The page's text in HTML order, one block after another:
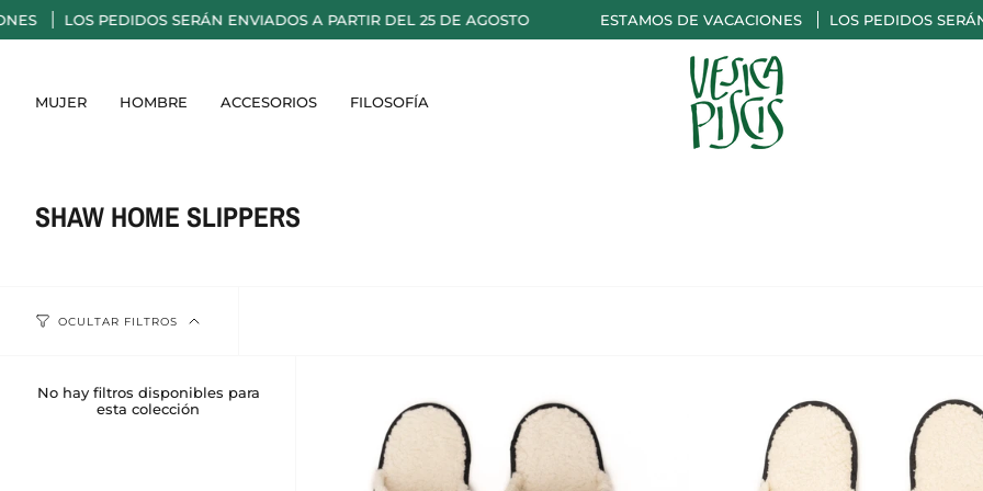
Ir
al
LOS PEDIDOS SERÁN ENVIADOS A PARTIR DEL 25 DE AGOSTO ESTAMOS DE VACACIONES LOS PEDIDOS
MUJER HOMBRE ACCESORIOS FILOSOFÍA
SHAW HOME SLIPPERS
OCULTAR FILTROS
No hay filtros disponibles para
esta colección